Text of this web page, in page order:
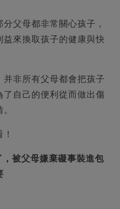
父母都非常關心孩子，
來換取孩子的健康與快
非所有父母都會把孩子
自己的便利從而做出傷
被父母嫌棄礙事裝進包